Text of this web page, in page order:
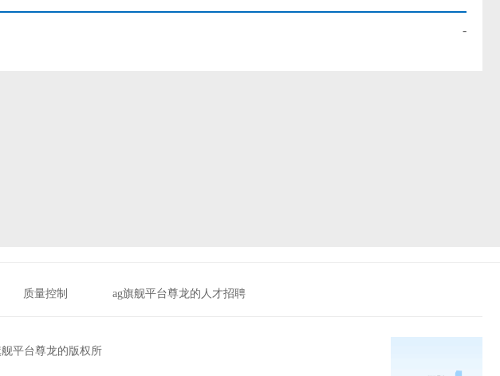
-
质量控制 ag旗舰平台尊龙的人才招聘
舰平台尊龙的版权所